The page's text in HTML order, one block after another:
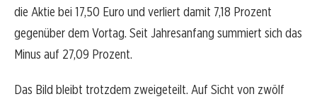
die Aktie bei 17,50 Euro und verliert damit 7,18 Prozent
gegenüber dem Vortag. Seit Jahresanfang summiert sich das
Minus auf 27,09 Prozent.
Das Bild bleibt trotzdem zweigeteilt. Auf Sicht von zwölf